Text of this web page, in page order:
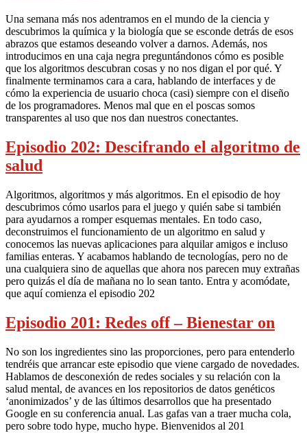
Una semana más nos adentramos en el mundo de la ciencia y
descubrimos la química y la biología que se esconde detrás de esos
abrazos que estamos deseando volver a darnos. Además, nos
introducimos en una caja negra preguntándonos cómo es posible
que los algoritmos descubran cosas y no nos digan el por qué. Y
finalmente terminamos cara a cara, hablando de interfaces y de
cómo la experiencia de usuario choca (casi) siempre con el diseño
de los programadores. Menos mal que en el poscas somos
transparentes al uso que nos dan nuestros conectantes.
Episodio 202: Descifrando el algoritmo de
salud
Algoritmos, algoritmos y más algoritmos. En el episodio de hoy
descubrimos cómo usarlos para el juego y quién sabe si también
para ayudarnos a romper esquemas mentales. En todo caso,
deconstruimos el funcionamiento de un algoritmo en salud y
conocemos las nuevas aplicaciones para alquilar amigos e incluso
familias enteras. Y acabamos hablando de tecnologías, pero no de
una cualquiera sino de aquellas que ahora nos parecen muy extrañas
pero quizás el día de mañana no lo sean tanto. Entra y acomódate,
que aquí comienza el episodio 202
Episodio 201: Redes off – Bienestar on
No son los ingredientes sino las proporciones, pero para entenderlo
tendréis que arrancar este episodio que viene cargado de novedades.
Hablamos de desconexión de redes sociales y su relación con la
salud mental, de avances en los repositorios de datos genéticos
‘anonimizados’ y de las últimos desarrollos que ha presentado
Google en su conferencia anual. Las gafas van a traer mucha cola,
pero sobre todo hype, mucho hype. Bienvenidos al 201